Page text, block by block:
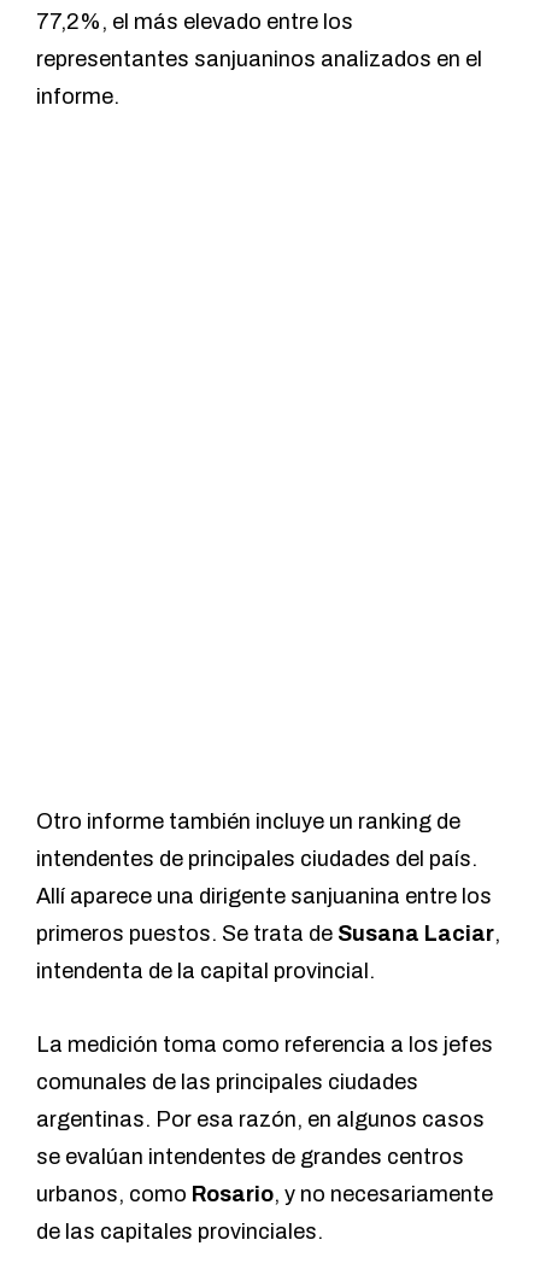
77,2%, el más elevado entre los
representantes sanjuaninos analizados en el
informe.
Otro informe también incluye un ranking de
intendentes de principales ciudades del país.
Allí aparece una dirigente sanjuanina entre los
primeros puestos. Se trata de Susana Laciar,
intendenta de la capital provincial.
La medición toma como referencia a los jefes
comunales de las principales ciudades
argentinas. Por esa razón, en algunos casos
se evalúan intendentes de grandes centros
urbanos, como Rosario, y no necesariamente
de las capitales provinciales.